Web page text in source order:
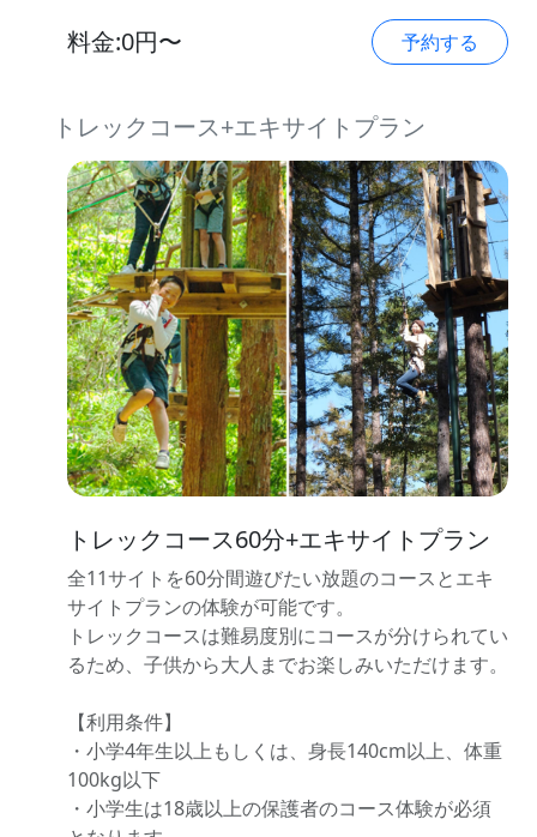
料金:0円〜 予約する
トレックコース+エキサイトプラン
トレックコース60分+エキサイトプラン
全11サイトを60分間遊びたい放題のコースとエキ
サイトプランの体験が可能です。
トレックコースは難易度別にコースが分けられてい
るため、子供から大人までお楽しみいただけます。
【利用条件】
・小学4年生以上もしくは、身長140cm以上、体重
100kg以下
・小学生は18歳以上の保護者のコース体験が必須